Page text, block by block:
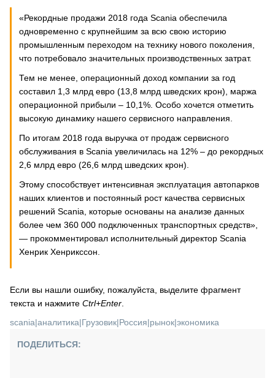
«Рекордные продажи 2018 года Scania обеспечила
одновременно с крупнейшим за всю свою историю
промышленным переходом на технику нового поколения,
что потребовало значительных производственных затрат.
Тем не менее, операционный доход компании за год
составил 1,3 млрд евро (13,8 млрд шведских крон), маржа
операционной прибыли – 10,1%. Особо хочется отметить
высокую динамику нашего сервисного направления.
По итогам 2018 года выручка от продаж сервисного
обслуживания в Scania увеличилась на 12% – до рекордных
2,6 млрд евро (26,6 млрд шведских крон).
Этому способствует интенсивная эксплуатация автопарков
наших клиентов и постоянный рост качества сервисных
решений Scania, которые основаны на анализе данных
более чем 360 000 подключенных транспортных средств»,
— прокомментировал исполнительный директор Scania
Хенрик Хенрикссон.
Если вы нашли ошибку, пожалуйста, выделите фрагмент
текста и нажмите Ctrl+Enter
scania|аналитика|Грузовик|Россия|рынок|экономика
ПОДЕЛИТЬСЯ: